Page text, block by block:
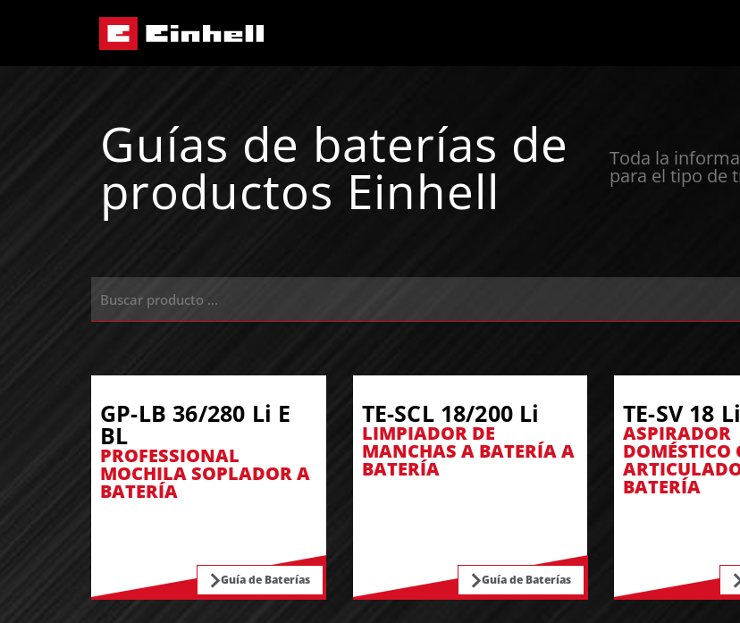
Guías de baterías de
productos Einhell
Toda la
para el tipo de
GP-LB 36/280 Li E
BL
PROFESSIONAL
MOCHILA SOPLADOR A
BATERÍA
Guía de Baterías
TE-SCL 18/200 Li
LIMPIADOR DE
MANCHAS A BATERÍA A
BATERÍA
Guía de Baterías
TE-SV 18
ASPIRADOR
DOMÉSTICO
BATERÍA